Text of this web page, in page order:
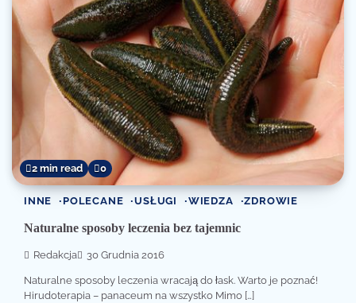
2 min read 0
INNE POLECANE USŁUGI WIEDZA ZDROWIE
Naturalne sposoby leczenia bez tajemnic
Redakcja 30 Grudnia 2016
Naturalne sposoby leczenia wracają do łask. Warto je poznać!
Hirudoterapia – panaceum na wszystko Mimo […]